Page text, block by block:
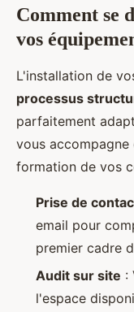
Comment se
vos
L'installation de
processus
parfaitement
vous accompagne
formation de vos
Prise de
email pour
premier cadre
Audit sur site :
l'espace